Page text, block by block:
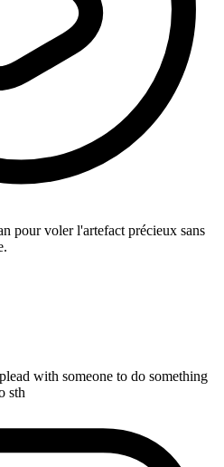
pour voler l'artefact précieux sans
with someone to do something
sth